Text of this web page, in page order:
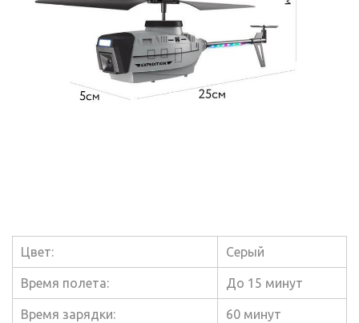
Цвет: Серый
Время полета: До 15 минут
Время зарядки: 60 минут